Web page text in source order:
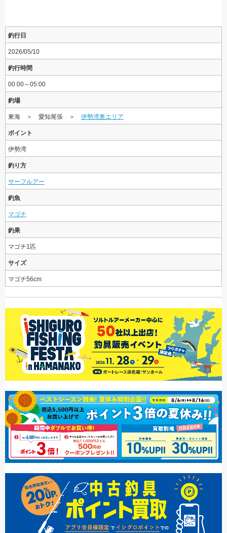
釣行日
2026/05/10
釣行時間
00:00～05:00
釣場
東海 ＞ 愛知尾張 ＞ 伊勢湾奥エリア
ポイント
伊勢湾
釣り方
サーフルアー
釣魚
マゴチ
釣果
マゴチ1匹
サイズ
マゴチ56cm